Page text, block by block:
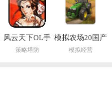
风云天下OL手
游
策略塔防
模拟农场20国产
卡车(FS 20)
模拟经营